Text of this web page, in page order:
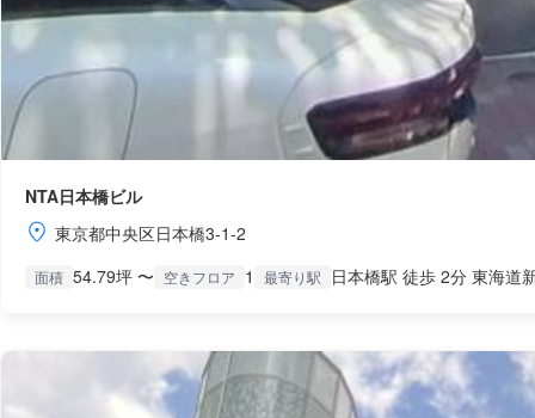
NTA日本橋ビル
東京都中央区日本橋3-1-2
面積 54.79坪 〜 空きフロア 1 最寄り駅 日本橋駅 徒歩 2分 東海道